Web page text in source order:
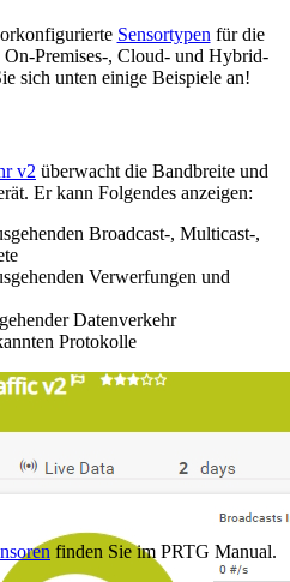
Sensortypen für die
Premises-, Cloud- und Hybrid-
sich unten einige Beispiele an!
v2 überwacht die Bandbreite und
Er kann Folgendes anzeigen:
Broadcast-, Multicast-,
Verwerfungen und
Datenverkehr
Protokolle
finden Sie im PRTG Manual.